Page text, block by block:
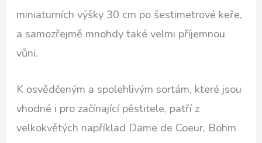
miniaturních výšky 30 cm po šestimetrové keře,
a samozřejmě mnohdy také velmi příjemnou
vůni.
K osvědčeným a spolehlivým sortám, které jsou
vhodné i pro začínající pěstitele, patří z
velkokvětých například Dame de Coeur, Böhm